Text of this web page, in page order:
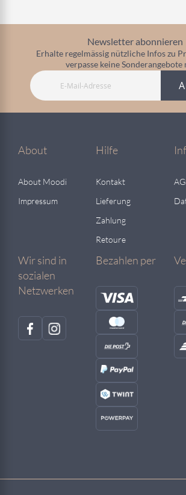
Newsletter abonnieren
Erhalte regelmässig nützliche Infos zu
verpasse keine Sonderangebote
About
About Moodi
Impressum
Hilfe
Kontakt
Lieferung
Zahlung
Retoure
Wir sind in
sozialen
Netzwerken
Bezahlen per